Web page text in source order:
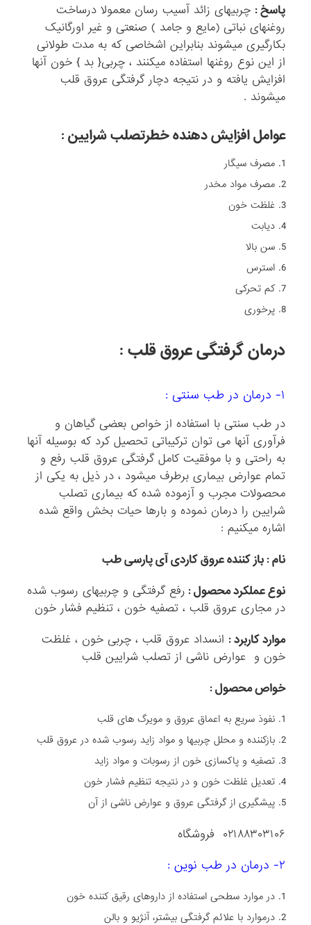
پاسخ : چربیهای زائد آسیب رسان معمولا درساخت
روغنهای نباتی (مایع و جامد ) صنعتی و غیر اورگانیک
بکارگیری میشوند بنابراین اشخاصی که به مدت طولانی
از این نوع روغنها استفاده میکنند ، چربی{ بد } خون آنها
افزایش یافته و در نتیجه دچار گرفتگی عروق قلب
میشوند .
عوامل افزایش دهنده خطرتصلب شرایین :
مصرف سیگار
مصرف مواد مخدر
غلظت خون
دیابت
سن بالا
استرس
کم تحرکی
پرخوری
درمان گرفتگی عروق قلب :
۱- درمان در طب سنتی :
در طب سنتی با استفاده از خواص بعضی گیاهان و
فرآوری آنها می توان ترکیباتی تحصیل کرد که بوسیله آنها
به راحتی و با موفقیت کامل گرفتگی عروق قلب رفع و
تمام عوارض بیماری برطرف میشود ، در ذیل به یکی از
محصولات مجرب و آزموده شده که بیماری تصلب
شرایین را درمان نموده و بارها حیات بخش واقع شده
اشاره میکنیم :
نام : باز کننده عروق کاردی آی پارسی طب
نوع عملکرد محصول: رفع گرفتگی و چربیهای رسوب شده
در مجاری عروق قلب ، تصفیه خون ، تنظیم فشار خون
موارد کاربرد: انسداد عروق قلب ، چربی خون ، غلظت
خون و عوارض ناشی از تصلب شرایین قلب
خواص محصول :
نفوذ سریع به اعماق عروق و مویرگ های قلب
بازکننده و محلل چربیها و مواد زاید رسوب شده در عروق قلب
تصفیه و پاکسازی خون از رسوبات و مواد زاید
تعدیل غلظت خون و در نتیجه تنظیم فشار خون
پیشگیری از گرفتگی عروق و عوارض ناشی از آن
۰۲۱۸۸۳۰۳۱۰۶ فروشگاه
۲- درمان در طب نوین :
در موارد سطحی استفاده از داروهای رقیق کننده خون
درموارد با علائم گرفتگی بیشتر، آنژیو و بالن